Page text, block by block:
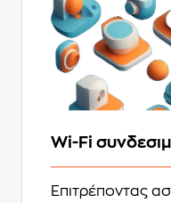
Wi-Fi
Επιτρέποντας